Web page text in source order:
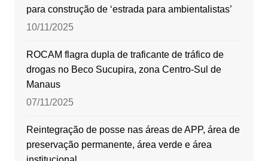
para construção de ‘estrada para ambientalistas’
10/11/2025
ROCAM flagra dupla de traficante de tráfico de
drogas no Beco Sucupira, zona Centro-Sul de
Manaus
07/11/2025
Reintegração de posse nas áreas de APP, área de
preservação permanente, área verde e área